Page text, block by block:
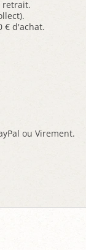
retrait.
€ d'achat.
ou Virement.